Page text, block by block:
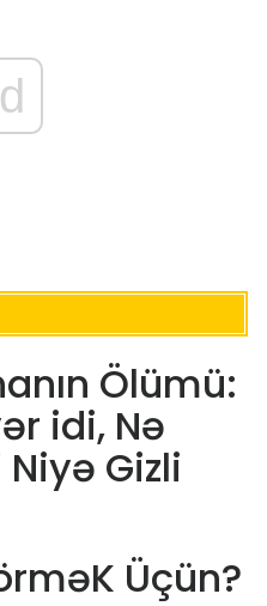
Ölümü:
idi, Nə
Gizli
Üçün?